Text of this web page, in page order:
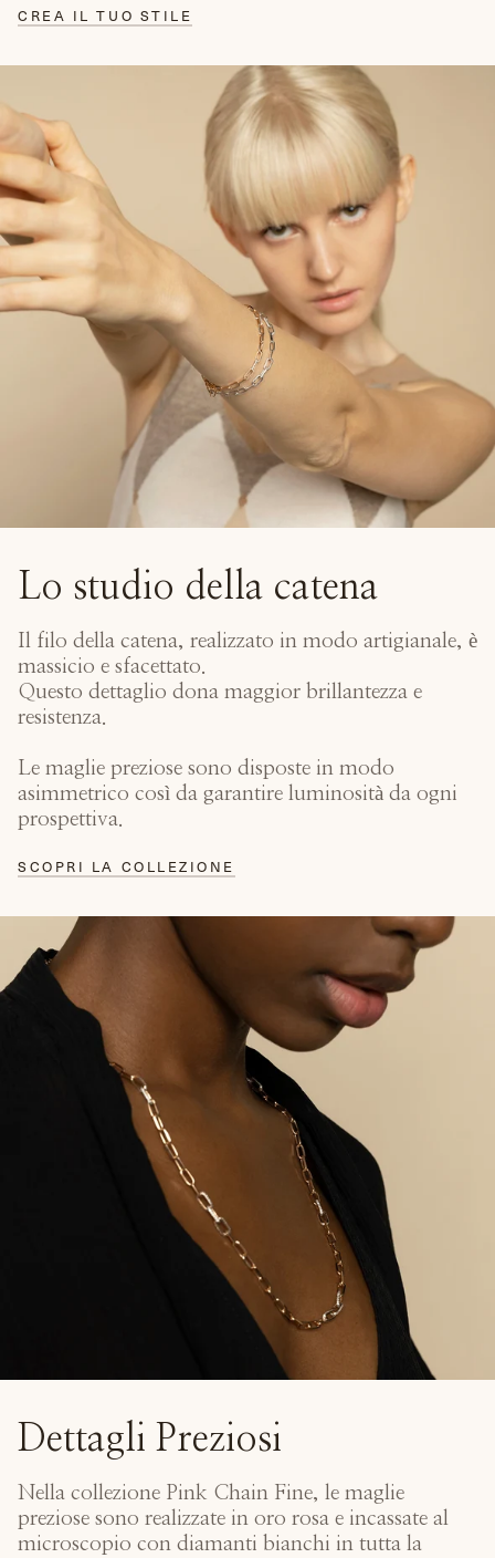
CREA IL TUO STILE
Lo studio della catena
Il filo della catena, realizzato in modo artigianale, è
massicio e sfacettato.
Questo dettaglio dona maggior brillantezza e
resistenza.
Le maglie preziose sono disposte in modo
asimmetrico così da garantire luminosità da ogni
prospettiva.
SCOPRI LA COLLEZIONE
Dettagli Preziosi
Nella collezione Pink Chain Fine, le maglie
preziose sono realizzate in oro rosa e incassate al
microscopio con diamanti bianchi in tutta la